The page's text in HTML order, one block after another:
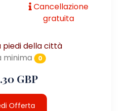
Cancellazione
gratuita
piedi della città
minima
0
GBP
Offerta